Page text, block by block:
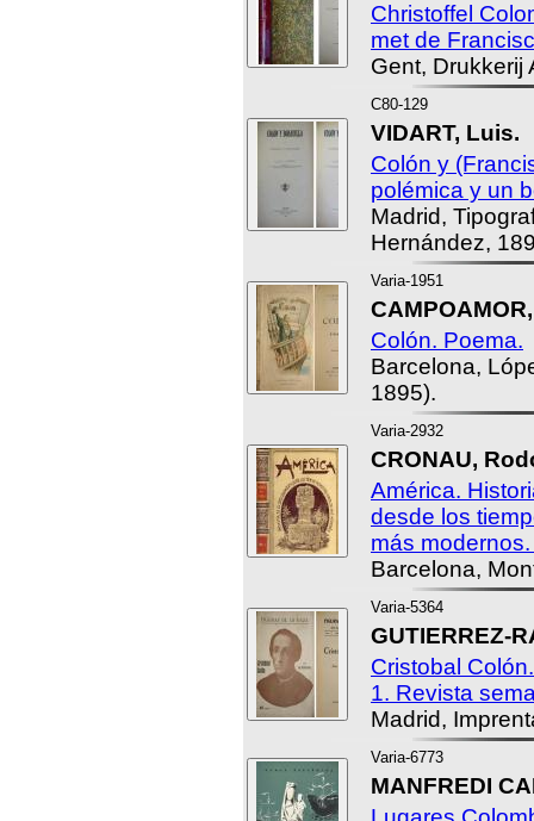
Christoffel
met de
Gent, Drukkerij
C80-129
VIDART, Luis.
Colón y
polémica y un
Madrid,
Hernández,
Varia-1951
Colón. Poema.
Barcelona,
1895).
Varia-2932
CRONAU,
América.
desde los
más
Barcelona,
Varia-5364
GUTIERREZ-
Cristobal
1. Revista
Madrid,
Varia-6773
MANFREDI